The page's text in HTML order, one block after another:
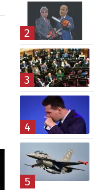
2
3
4
5